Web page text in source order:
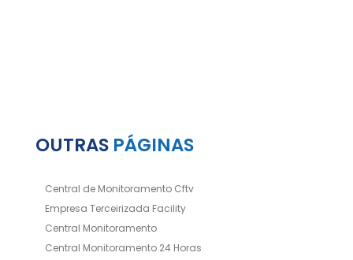
OUTRAS PÁGINAS
Central de Monitoramento Cftv
Empresa Terceirizada Facility
Central Monitoramento
Central Monitoramento 24 Horas